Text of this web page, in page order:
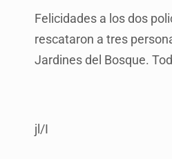
Felicidades a los dos
rescataron a tres
Jardines del Bosque.
jl/I